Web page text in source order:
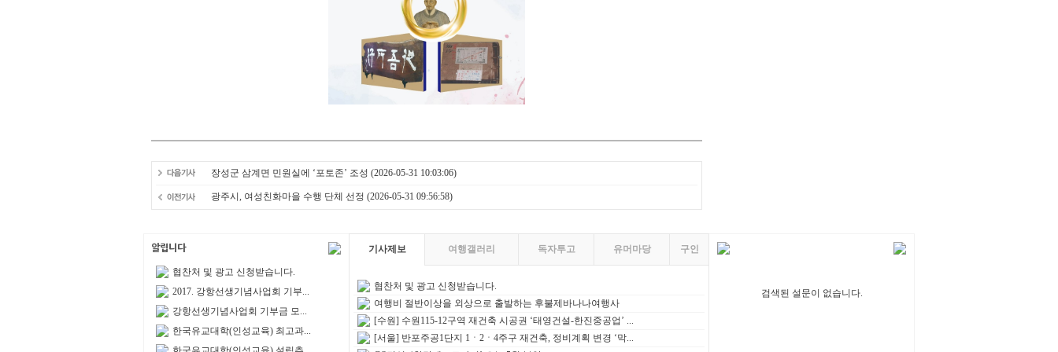
장성군 삼계면 민원실에 ‘포토존’ 조성 (2026-05-31 10:03:06)
광주시, 여성친화마을 수행 단체 선정 (2026-05-31 09:56:58)
협찬처 및 광고 신청받습니다.
2017. 강항선생기념사업회 기부...
강항선생기념사업회 기부금 모...
한국유교대학(인성교육) 최고과...
기사제보 여행갤러리 독자투고 유머마당 구인
협찬처 및 광고 신청받습니다.
여행비 절반이상을 외상으로 출발하는 후불제바나나여행사
[수원] 수원115-12구역 재건축 시공권 ‘태영건설-한진중공업’ ...
[서울] 반포주공1단지 1ㆍ2ㆍ4주구 재건축, 정비계획 변경 ‘막...
검색된 설문이 없습니다.